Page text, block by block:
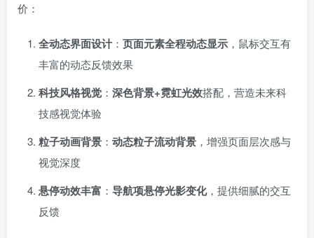
价：
全动态界面设计： 页面元素全程动态显示 ，鼠标交互有
丰富的动态反馈效果
科技风格视觉 ： 深色背景+霓虹光效搭配，营造未来科
技感视觉体验
粒子动画背景 ： 动态粒子流动背景 ，增强页面层次感与
视觉深度
悬停动效丰富 ： 导航项悬停光影变化，提供细腻的交互
反馈